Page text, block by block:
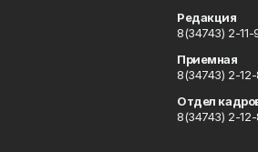
Редакция
8(34743) 2-11-
Приемная
8(34743) 2-
Отдел
8(34743) 2-